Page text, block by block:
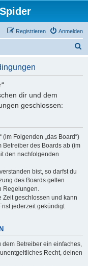
Anmelden
Registrieren
dir und dem
geschlossen:
(im Folgenden „das Board“)
Betreiber des Boards ab (im
den nachfolgenden
bist, so darfst du
des Boards gelten
Regelungen.
Zeit geschlossen und kann
jederzeit gekündigt
dem Betreiber ein einfaches,
Recht, deinen